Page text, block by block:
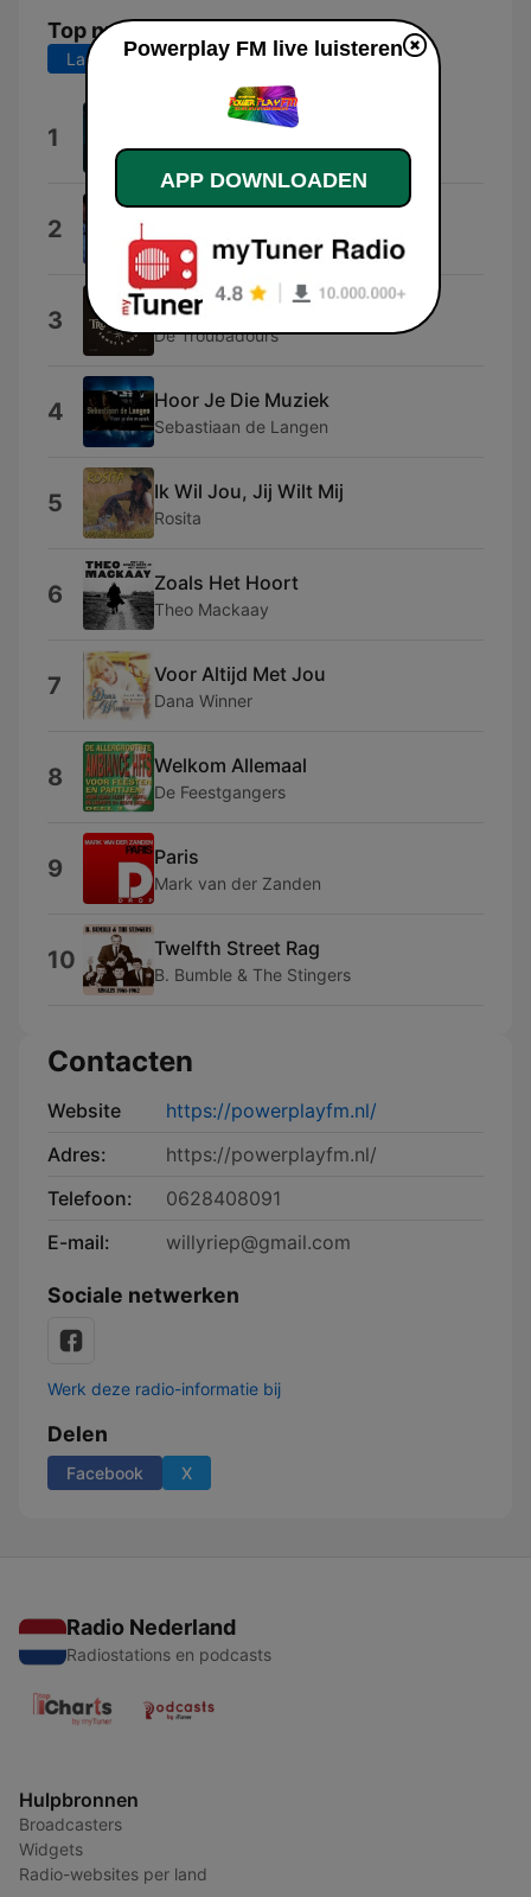
Top nummers
Laatste 7 dagen Laatste 30 dagen
1 Terug Bij Jou
Tijn
2 Wolter Kroes
3 Hier Hoor Ik Thuis (Live)
De Troubadours
4 Hoor Je Die Muziek
Sebastiaan de Langen
5 Ik Wil Jou, Jij Wilt Mij
Rosita
6 Zoals Het Hoort
Theo Mackaay
7 Voor Altijd Met Jou
Dana Winner
8 Welkom Allemaal
De Feestgangers
9 Paris
Mark van der Zanden
10 Twelfth Street Rag
B. Bumble & The Stingers
Contacten
Website
https://powerplayfm.nl/
Adres:
https://powerplayfm.nl/
Telefoon:
0628408091
E-mail:
willyriep@gmail.com
Sociale netwerken
Werk deze radio-informatie bij
Delen
Facebook X
Radio Nederland
Radiostations en podcasts
Hulpbronnen
Broadcasters
Widgets
Radio-websites per land
Powerplay FM live luisteren
APP DOWNLOADEN